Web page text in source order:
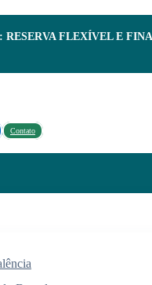
FLEXÍVEL E
Contato